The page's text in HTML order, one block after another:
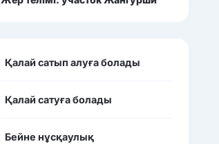
Қалай сатып алуға болады
Қалай сатуға болады
Бейне нұсқаулық